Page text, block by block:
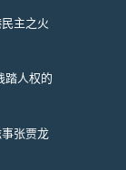
主之火
踏人权的
事张贾龙